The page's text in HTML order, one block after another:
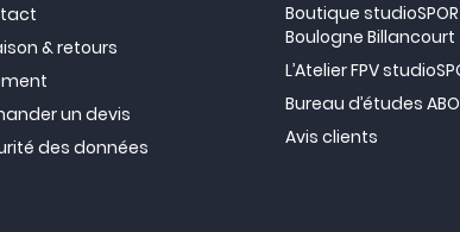
& retours
un devis
des données
Boutique
Boulogne Billancourt
L’Atelier FPV
Bureau d’études
Avis clients